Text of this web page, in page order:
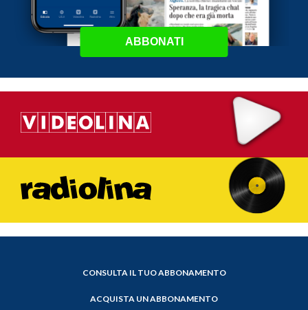
ABBONATI
CONSULTA IL TUO ABBONAMENTO
ACQUISTA UN ABBONAMENTO